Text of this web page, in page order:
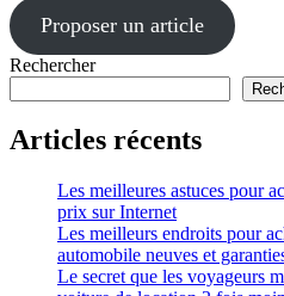
Proposer un article
Rechercher
Articles récents
Les meilleures astuces pour
prix sur Internet
Les meilleurs endroits pour
automobile neuves et
Le secret que les voyageurs